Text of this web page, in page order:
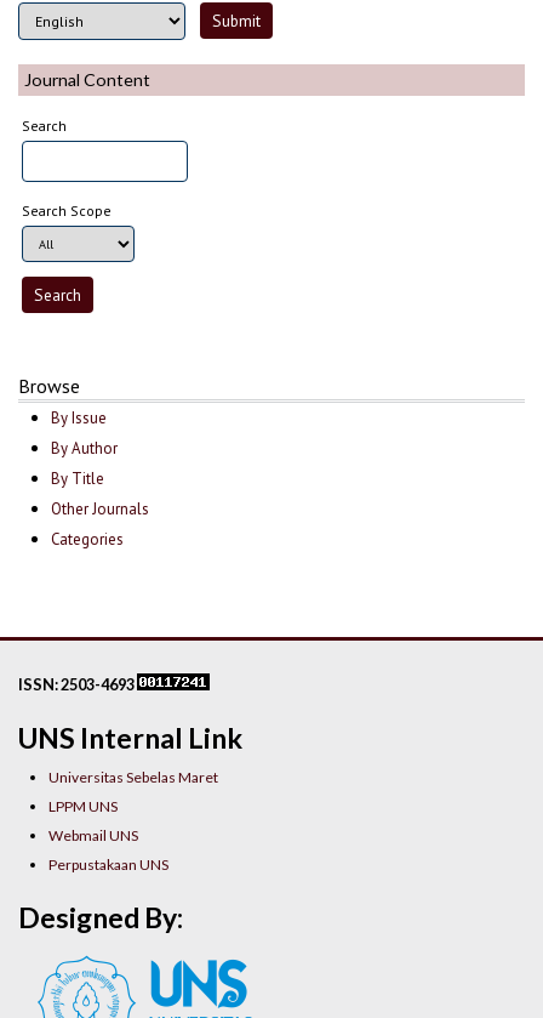
Journal Content
Search
Search Scope
Browse
By Issue
By Author
By Title
Other Journals
Categories
UNS Internal Link
Universitas Sebelas Maret
LPPM UNS
Webmail UNS
Perpustakaan UNS
ISSN: 2503-4693
Designed By: